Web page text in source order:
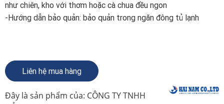
như chiên, kho với thơm hoặc cà chua đều ngon
-Hướng dẫn bảo quản: bảo quản trong ngăn đông tủ lạnh
Liên hệ mua hàng
Đây là sản phẩm của: CÔNG TY TNHH